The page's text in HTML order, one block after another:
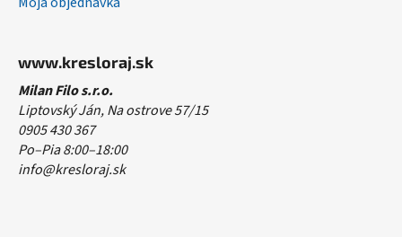
www.kresloraj.sk
Milan Filo s.r.o.
Liptovský Ján, Na ostrove 57/15
0905 430 367
Po–Pia 8:00–18:00
info@kresloraj.sk